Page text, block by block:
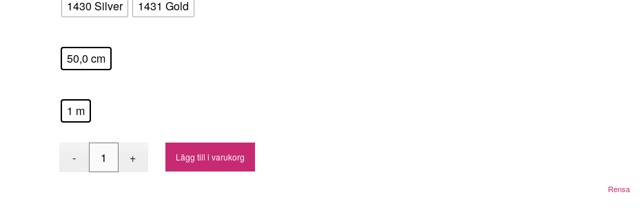
1430 Silver 1431 Gold
50,0 cm
1 m
Rensa
Lägg till i varukorg